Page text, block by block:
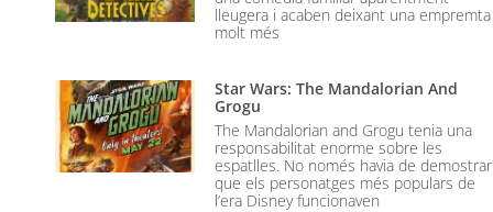
lleugera i acaben deixant una empremta
molt més
Star Wars: The Mandalorian And
Grogu
The Mandalorian and Grogu tenia una
responsabilitat enorme sobre les
espatlles. No només havia de demostrar
que els personatges més populars de
l’era Disney funcionaven